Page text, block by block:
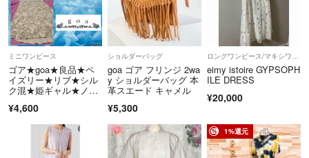
ミニワンピース
ゴア★goa★良品★ペ
イズリー★リブ★シル
ク混★姫ギャル★ノー
¥4,600
ショルダーバッグ
goa ゴア フリンジ 2wa
y ショルダーバッグ 本
革スエード キャメル
¥5,300
ロングワンピース/マキシワンピース
eimy istoire GYPSOPH
ILE DRESS
¥20,000
1%還元